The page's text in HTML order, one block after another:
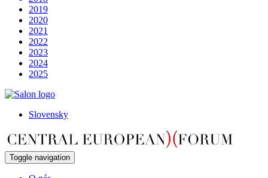
2019
2020
2021
2022
2023
2024
2025
Slovensky
Toggle navigation